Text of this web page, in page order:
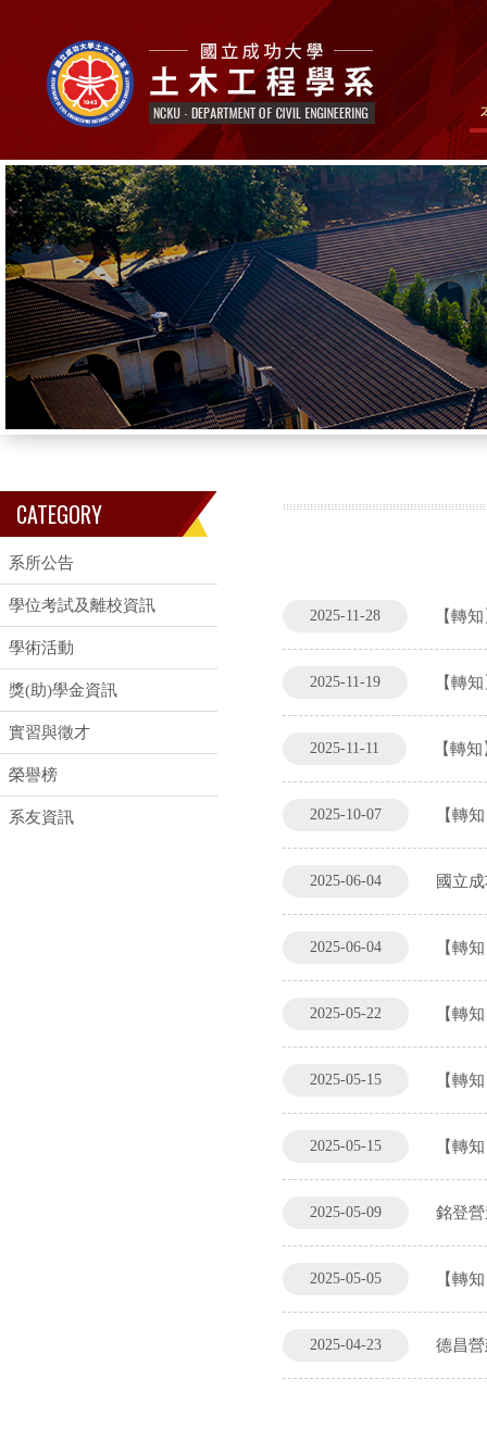
CATEGORY
系所公告
學位考試及離校資訊
學術活動
獎(助)學金資訊
實習與徵才
榮譽榜
系友資訊
2025-11-28 【轉
2025-11-19 【轉
2025-11-11 【轉
2025-10-07 【轉
2025-06-04 國立
2025-06-04 【轉
2025-05-22 【轉
2025-05-15 【轉
2025-05-15 【轉
2025-05-09 銘登
2025-05-05 【轉
2025-04-23 德昌